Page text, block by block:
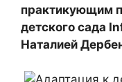
практикующим
детского сада
Наталией